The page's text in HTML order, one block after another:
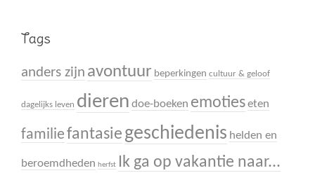
Tags
anders zijn avontuur beperkingen cultuur & geloof
dagelijks leven dieren doe-boeken emotieseten
familiefantasie geschiedenis helden en
beroemdheden herfst Ik ga op vakantie naar...